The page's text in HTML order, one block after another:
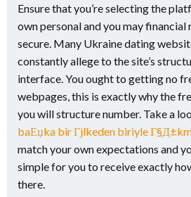
Ensure that you’re selecting the
own personal and you may financial
secure. Many Ukraine dating
constantly allege to the site’s
interface. You ought to getting no
webpages, this is exactly why the
you will structure number. Take a
baЕџka bir Гјlkeden biriyle
match your own expectations and
simple for you to receive exactly
there.